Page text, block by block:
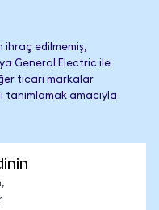
ihraç edilmemiş,
General Electric ile
ticari markalar
tanımlamak amacıyla